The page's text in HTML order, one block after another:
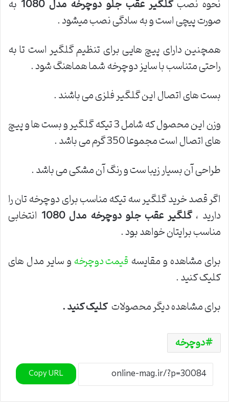
نحوه نصبگلگیر عقب جلو دوچرخه مدل 1080
به
صورت پیچی است و به سادگی نصب میشود .
همچنین دارای پیچ هایی برای تنظیم گلگیر است تا به
راحتی متناسب با سایز دوچرخه شما هماهنگ شود .
بست های اتصال این گلگیر فلزی می باشند .
وزن این محصول که شامل 3 تیکه گلگیر و بست ها و پیچ
های اتصال است مجموعا 350 گرم می باشد .
طراحی آن بسیار زیبا ست و رنگ آن مشکی می باشد .
اگر قصد خرید گلگیر سه تیکه مناسب برای دوچرخه تان را
دارید ،گلگیر عقب جلو دوچرخه مدل 1080
انتخابی
مناسب برایتان خواهد بود .
برای مشاهده و مقایسه قیمت دوچرخهو سایر مدل های
کلیک کنید .
برای مشاهده دیگر محصولات کلیک کنید.
دوچرخه
Copy URL